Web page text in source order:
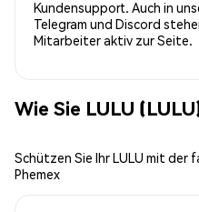
Kundensupport. Auch in
Telegram und Discord
Mitarbeiter aktiv zur Seite.
Wie Sie LULU
Schützen Sie Ihr LULU mit der
Phemex